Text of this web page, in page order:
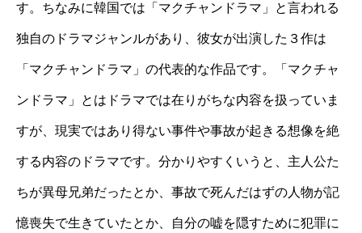
す。ちなみに韓国では「マクチャンドラマ」と言われる
独自のドラマジャンルがあり、彼女が出演した３作は
「マクチャンドラマ」の代表的な作品です。「マクチャ
ンドラマ」とはドラマでは在りがちな内容を扱っていま
すが、現実ではあり得ない事件や事故が起きる想像を絶
する内容のドラマです。分かりやすくいうと、主人公た
ちが異母兄弟だったとか、事故で死んだはずの人物が記
憶喪失で生きていたとか、自分の嘘を隠すために犯罪に